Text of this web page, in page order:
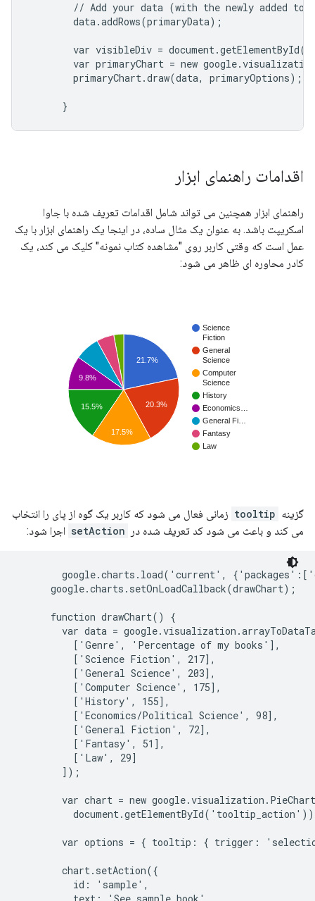
// Add your data (with the newly added
        data.addRows(primaryData);
var visibleDiv =
var primaryChart = new
        primaryChart.draw(data, primaryOptions);
اقدامات راهنمای ابزار
راهنمای ابزار همچنین می تواند شامل اقدامات تعریف شده با جاوا
اسکریپت باشد. به عنوان یک مثال ساده، در اینجا یک راهنمای ابزار با یک
عمل است که وقتی کاربر روی "مشاهده کتاب نمونه" کلیک می کند، یک
کادر محاوره ای ظاهر می شود:
گزینه tooltip زمانی فعال می شود که کاربر یک گوه از پای را انتخاب
می کند و باعث می شود کد تعریف شده در
setAction اجرا شود:
google.charts.load('current',
      google.charts.setOnLoadCallback(drawChart);
      function drawChart() {
var data =
          ['Genre', 'Percentage of my books'],
          ['Science Fiction', 217],
          ['General Science', 203],
          ['Computer Science', 175],
          ['History', 155],
          ['Economics/Political Science', 98],
          ['General Fiction', 72],
          ['Fantasy', 51],
          ['Law', 29]
        ]);
var chart = new
var options = { tooltip: { trigger:
        chart.setAction({
          id: 'sample',